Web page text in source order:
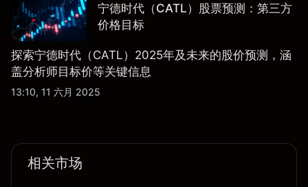
宁德时代（CATL）股票预测：第三方
价格目标
探索宁德时代（CATL）2025年及未来的股价预测，涵
盖分析师目标价等关键信息
13:10, 11 六月 2025
相关市场